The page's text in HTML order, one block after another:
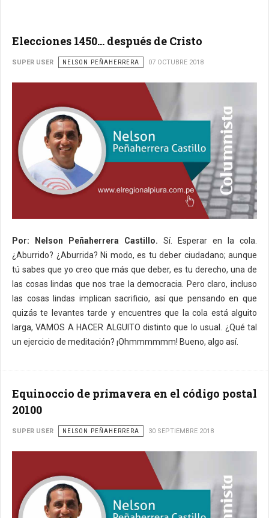
Elecciones 1450... después de Cristo
SUPER USER NELSON PEÑAHERRERA 07 OCTUBRE 2018
Por: Nelson Peñaherrera Castillo. Sí. Esperar en la cola.
¿Aburrido? ¿Aburrida? Ni modo, es tu deber ciudadano; aunque
tú sabes que yo creo que más que deber, es tu derecho, una de
las cosas lindas que nos trae la democracia. Pero claro, incluso
las cosas lindas implican sacrificio, así que pensando en que
quizás te levantes tarde y encuentres que la cola está alguito
larga, VAMOS A HACER ALGUITO distinto que lo usual. ¿Qué tal
un ejercicio de meditación? ¡Ohmmmmmm! Bueno, algo así.
Equinoccio de primavera en el código postal
20100
SUPER USER NELSON PEÑAHERRERA 30 SEPTIEMBRE 2018